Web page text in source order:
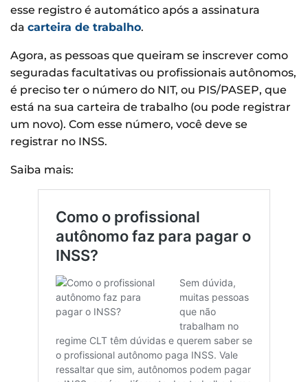
esse registro é automático após a assinatura
da carteira de trabalho.
Agora, as pessoas que queiram se inscrever como
seguradas facultativas ou profissionais autônomos,
é preciso ter o número do NIT, ou PIS/PASEP, que
está na sua carteira de trabalho (ou pode registrar
um novo). Com esse número, você deve se
registrar no INSS.
Saiba mais: